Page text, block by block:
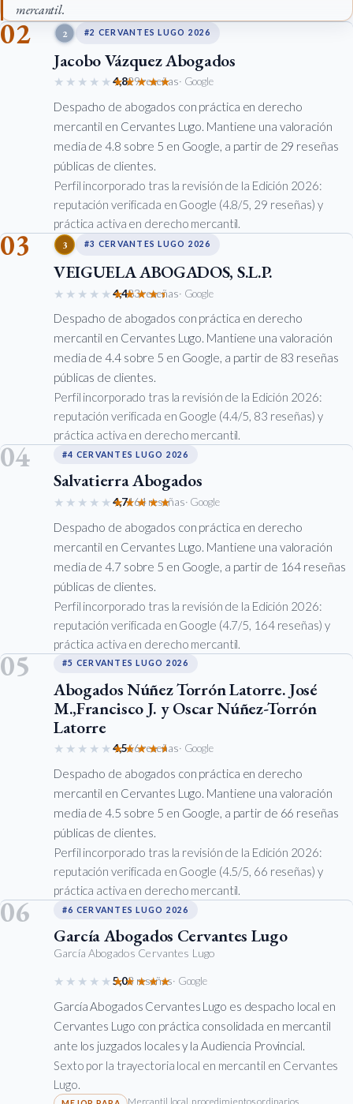
mercantil.
02 2 #2 CERVANTES LUGO 2026
Jacobo Vázquez Abogados
★★★★★★★★★★
4,829 reseñas· Google
Despacho de abogados con práctica en derecho
mercantil en Cervantes Lugo. Mantiene una valoración
media de 4.8 sobre 5 en Google, a partir de 29 reseñas
públicas de clientes.
Perfil incorporado tras la revisión de la Edición 2026:
reputación verificada en Google (4.8/5, 29 reseñas) y
práctica activa en derecho mercantil.
03 3 #3 CERVANTES LUGO 2026
VEIGUELA ABOGADOS, S.L.P.
★★★★★★★★★★
4,483 reseñas· Google
Despacho de abogados con práctica en derecho
mercantil en Cervantes Lugo. Mantiene una valoración
media de 4.4 sobre 5 en Google, a partir de 83 reseñas
públicas de clientes.
Perfil incorporado tras la revisión de la Edición 2026:
reputación verificada en Google (4.4/5, 83 reseñas) y
práctica activa en derecho mercantil.
04 #4 CERVANTES LUGO 2026
Salvatierra Abogados
★★★★★★★★★★
4,7164 reseñas· Google
Despacho de abogados con práctica en derecho
mercantil en Cervantes Lugo. Mantiene una valoración
media de 4.7 sobre 5 en Google, a partir de 164 reseñas
públicas de clientes.
Perfil incorporado tras la revisión de la Edición 2026:
reputación verificada en Google (4.7/5, 164 reseñas) y
práctica activa en derecho mercantil.
05 #5 CERVANTES LUGO 2026
Abogados Núñez Torrón Latorre. José
M.,Francisco J. y Oscar Núñez-Torrón
Latorre
★★★★★★★★★★
4,566 reseñas· Google
Despacho de abogados con práctica en derecho
mercantil en Cervantes Lugo. Mantiene una valoración
media de 4.5 sobre 5 en Google, a partir de 66 reseñas
públicas de clientes.
Perfil incorporado tras la revisión de la Edición 2026:
reputación verificada en Google (4.5/5, 66 reseñas) y
práctica activa en derecho mercantil.
06 #6 CERVANTES LUGO 2026
García Abogados Cervantes Lugo
García Abogados Cervantes Lugo
★★★★★★★★★★
5,03 reseñas· Google
García Abogados Cervantes Lugo es despacho local en
Cervantes Lugo con práctica consolidada en mercantil
ante los juzgados locales y la Audiencia Provincial.
Sexto por la trayectoria local en mercantil en Cervantes
Lugo.
Mercantil local, procedimientos ordinarios